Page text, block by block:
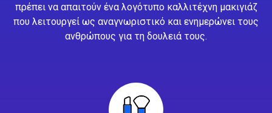
πρέπει να απαιτούν ένα λογότυπο καλλιτέχνη μακιγιάζ
που λειτουργεί ως αναγνωριστικό και ενημερώνει τους
ανθρώπους για τη δουλειά τους.